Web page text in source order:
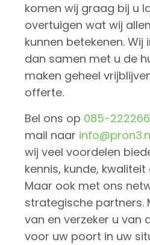
komen wij graag bij u
overtuigen wat wij
kunnen betekenen. Wij
dan samen met u de
maken geheel
offerte.
Bel ons op 085-
mail naar
wij veel voordelen
kennis, kunde,
Maar ook met ons
strategische partners.
van en verzeker u van
voor uw poort in uw